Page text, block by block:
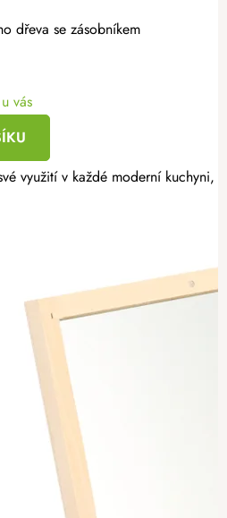
dřeva se zásobníkem
vás
využití v každé moderní